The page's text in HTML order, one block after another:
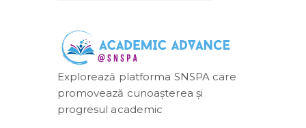
Explorează platforma SNSPA care
promovează cunoașterea și
progresul academic